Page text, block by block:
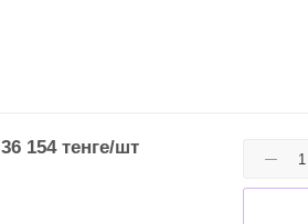
36 154тенге/шт